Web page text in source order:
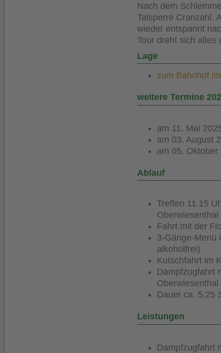
Nach dem
Talsperre Cranzahl.
wieder entspannt
Tour dreht sich alles
Lage
zum Bahnhof
weitere Termine
am 11. Mai
am 03. August
am 05.
Ablauf
Treffen 11.15
Oberwiesenthal
Fahrt mit der
3-Gänge-Menü
alkoholfrei)
Kutschfahrt im
Dampfzugfahrt
Oberwiesenthal
Dauer ca. 5,25
Leistungen
Dampfzugfahrt